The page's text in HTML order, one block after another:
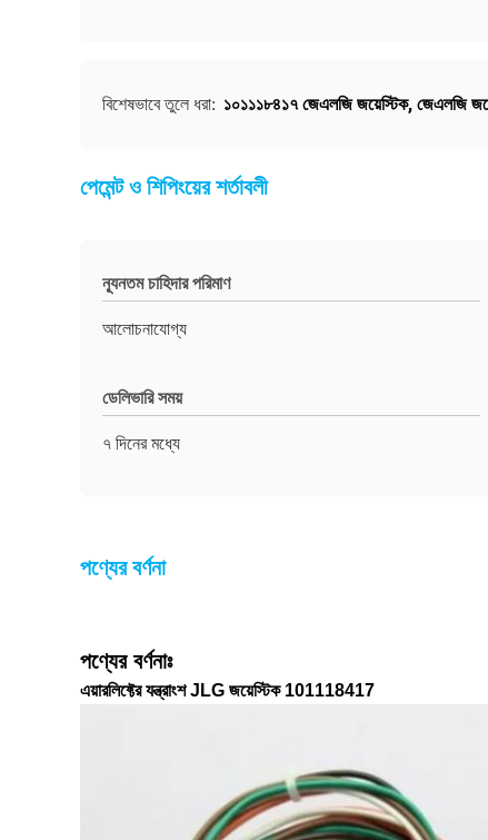
বিশেষভাবে তুলে ধরা: ১০১১১৮৪১৭ জেএলজি জয়েস্টিক, জেএলজি
পেমেন্ট ও শিপিংয়ের শর্তাবলী
ন্যূনতম চাহিদার পরিমাণ
আলোচনাযোগ্য
ডেলিভারি সময়
৭ দিনের মধ্যে
পণ্যের বর্ণনা
পণ্যের বর্ণনাঃ
এয়ারলিফ্টের যন্ত্রাংশ JLG জয়েস্টিক 101118417